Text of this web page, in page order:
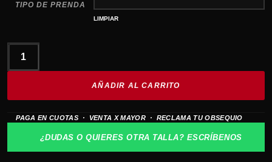
TIPO DE PRENDA
LIMPIAR
ACDC
cantidad
AÑADIR AL CARRITO
PAGA EN CUOTAS · VENTA X MAYOR · RECLAMA TU OBSEQUIO
¿DUDAS O QUIERES OTRA TALLA? ESCRÍBENOS